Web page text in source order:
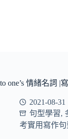
to one’s 情緒名詞 |
2021-08-31
句型學習,
考實用寫作句